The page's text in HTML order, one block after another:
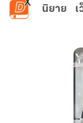
ข้ามไปยังเนื้อหาหลั
นิยาย